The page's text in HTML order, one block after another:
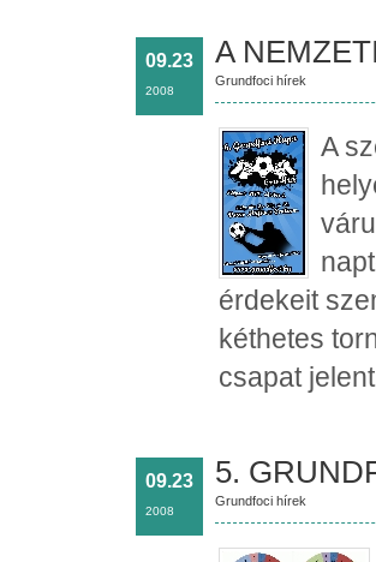
09.23
2008
A
Grundfoci hírek
A
érdekeit
kéthetes
csapat
09.23
2008
5.
Grundfoci hírek